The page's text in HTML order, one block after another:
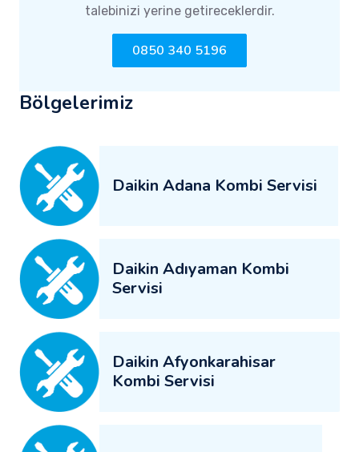
talebinizi yerine getireceklerdir.
0850 340 5196
Bölgelerimiz
Daikin Adana Kombi Servisi
Daikin Adıyaman Kombi
Servisi
Daikin Afyonkarahisar
Kombi Servisi